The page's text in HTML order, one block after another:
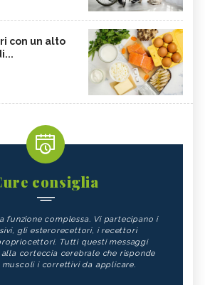
con un alto
consiglia
funzione complessa. Vi partecipano i
gli esterorecettori, i recettori
Tutti questi messaggi
corteccia cerebrale che risponde
muscoli i correttivi da applicare.